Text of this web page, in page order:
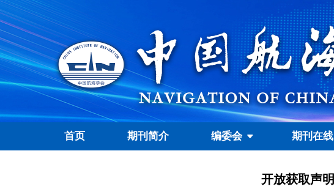
首页 期刊简介 编委会 期刊在线
开放获取声明